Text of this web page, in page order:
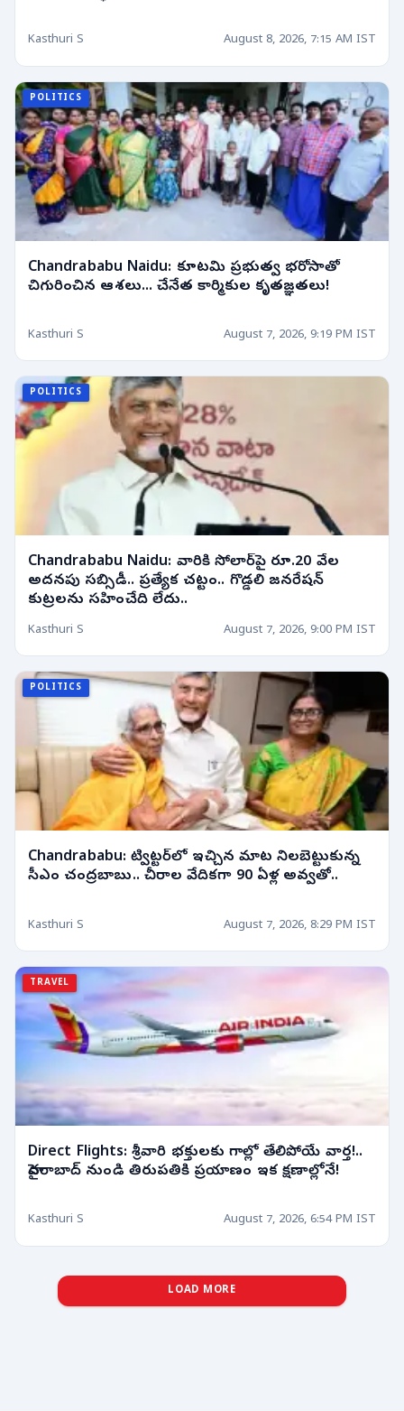
Kasthuri S August 8, 2026, 7:15 AM IST
POLITICS
Chandrababu Naidu: కూటమి ప్రభుత్వ భరోసాతో
చిగురించిన ఆశలు... చేనేత కార్మికుల కృతజ్ఞతలు!
Kasthuri S August 7, 2026, 9:19 PM IST
POLITICS
Chandrababu Naidu: వారికి సోలార్‌పై రూ.20 వేల
అదనపు సబ్సిడీ.. ప్రత్యేక చట్టం.. గొడ్డలి జనరేషన్
కుట్రలను సహించేది లేదు..
Kasthuri S August 7, 2026, 9:00 PM IST
POLITICS
Chandrababu: ట్విట్టర్‌లో ఇచ్చిన మాట నిలబెట్టుకున్న
సీఎం చంద్రబాబు.. చీరాల వేదికగా 90 ఏళ్ల అవ్వతో..
Kasthuri S August 7, 2026, 8:29 PM IST
TRAVEL
Direct Flights: శ్రీవారి భక్తులకు గాల్లో తేలిపోయే వార్త!..
హైదరాబాద్ నుండి తిరుపతికి ప్రయాణం ఇక క్షణాల్లోనే!
Kasthuri S August 7, 2026, 6:54 PM IST
LOAD MORE